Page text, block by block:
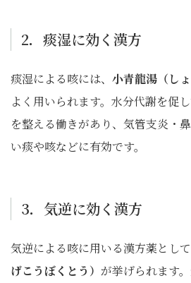
2．痰湿に効く漢方
痰湿による咳には、 小青龍湯（し
よく用いられます。水分代謝を促
を整える働きがあり、気管支炎・
い痰や咳などに有効です。
3．気逆に効く漢方
気逆による咳に用いる漢方薬として
げこうぼくとう） が挙げられます